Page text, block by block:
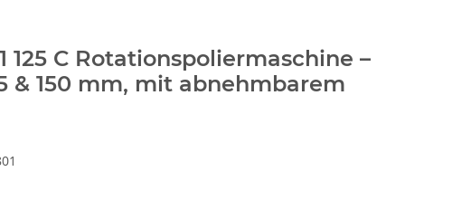
125 C Rotationspoliermaschine –
& 150 mm, mit abnehmbarem